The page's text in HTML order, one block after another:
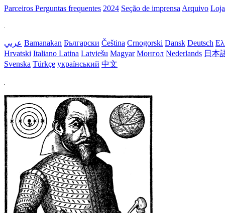
Parceiros Perguntas frequentes 2024 Seção de imprensa Arquivo
عربي Bamanakan Български Čeština Crnogorski Dansk Deutsch
Hrvatski Italiano Latina Latviešu Magyar Монгол Nederlands 日本
Svenska Türkçe український 中文